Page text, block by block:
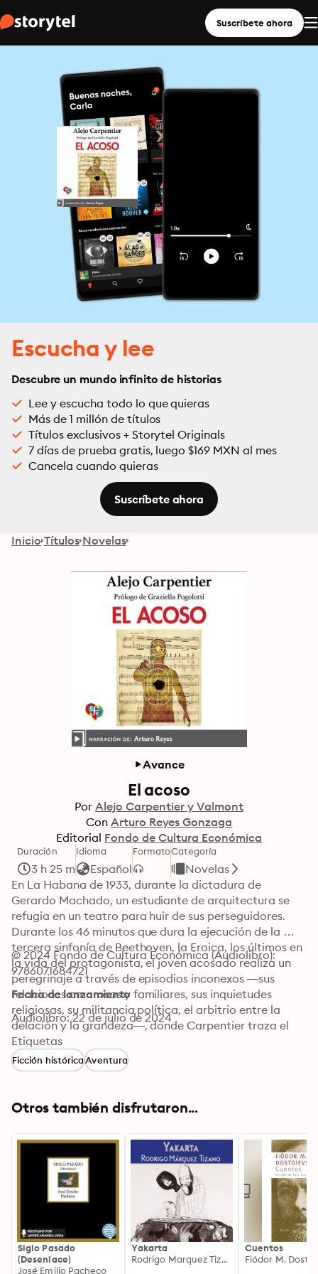
Suscríbete ahora
Escucha y lee
Descubre un mundo infinito de historias
Lee y escucha todo lo que quieras
Más de 1 millón de títulos
Títulos exclusivos + Storytel Originals
7 días de prueba gratis, luego $169 MXN al mes
Cancela cuando quieras
Suscríbete ahora
Inicio Títulos Novelas
Avance
El acoso
Por Alejo Carpentier y Valmont
Con Arturo Reyes Gonzaga
Editorial Fondo de Cultura Económica
Duración
3 h 25 m
Idioma
Español
FormatoCategoría
Novelas
En La Habana de 1933, durante la dictadura de
Gerardo Machado, un estudiante de arquitectura se
refugia en un teatro para huir de sus perseguidores.
Durante los 46 minutos que dura la ejecución de la
tercera sinfonía de Beethoven, la Eroica, los últimos en
la vida del protagonista, el joven acosado realiza un
peregrinaje a través de episodios inconexos —sus
relaciones amorosas y familiares, sus inquietudes
religiosas, su militancia política, el arbitrio entre la
delación y la grandeza—, donde Carpentier traza el
retrato fidedigno de una sociedad atada a tradiciones
y represiones apuntaladas en el simbolismo cristiano. El
traslape de voces, el monólogo interior como sintaxis
tanto de acción como discursivo— hacen de la novela
© 2024 Fondo de Cultura Económica (Audiolibro):
9786071684721
Fecha de lanzamiento
Audiolibro: 22 de julio de 2024
Etiquetas
Ficción históricaAventura
Otros también disfrutaron...
Siglo Pasado
(Desenlace)
José Emilio Pacheco
Yakarta
Rodrigo Marquez Tizano
Cuentos
Fiódor M.